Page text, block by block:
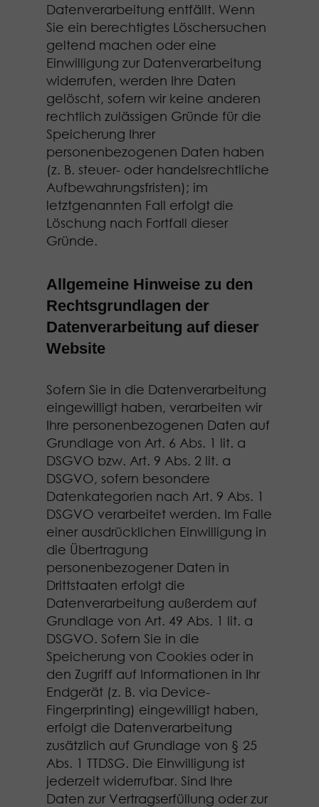
Datenverarbeitung entfällt. Wenn
Sie ein berechtigtes Löschersuchen
geltend machen oder eine
Einwilligung zur Datenverarbeitung
widerrufen, werden Ihre Daten
gelöscht, sofern wir keine anderen
rechtlich zulässigen Gründe für die
Speicherung Ihrer
personenbezogenen Daten haben
(z. B. steuer- oder handelsrechtliche
Aufbewahrungsfristen); im
letztgenannten Fall erfolgt die
Löschung nach Fortfall dieser
Gründe.
Allgemeine Hinweise zu den
Rechtsgrundlagen der
Datenverarbeitung auf dieser
Website
Sofern Sie in die Datenverarbeitung
eingewilligt haben, verarbeiten wir
Ihre personenbezogenen Daten auf
Grundlage von Art. 6 Abs. 1 lit. a
DSGVO bzw. Art. 9 Abs. 2 lit. a
DSGVO, sofern besondere
Datenkategorien nach Art. 9 Abs. 1
DSGVO verarbeitet werden. Im Falle
einer ausdrücklichen Einwilligung in
die Übertragung
personenbezogener Daten in
Drittstaaten erfolgt die
Datenverarbeitung außerdem auf
Grundlage von Art. 49 Abs. 1 lit. a
DSGVO. Sofern Sie in die
Speicherung von Cookies oder in
den Zugriff auf Informationen in Ihr
Endgerät (z. B. via Device-
Fingerprinting) eingewilligt haben,
erfolgt die Datenverarbeitung
zusätzlich auf Grundlage von § 25
Abs. 1 TTDSG. Die Einwilligung ist
jederzeit widerrufbar. Sind Ihre
Daten zur Vertragserfüllung oder zur